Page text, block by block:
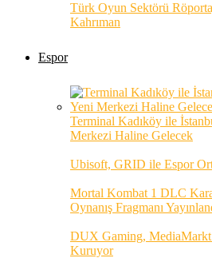
Türk Oyun Sektörü
Kahrıman
Espor
Terminal Kadıköy ile
Merkezi Haline Gelecek
Ubisoft, GRID ile Espor
Mortal Kombat 1 DLC
Oynanış Fragmanı
DUX Gaming, MediaMarkt
Kuruyor